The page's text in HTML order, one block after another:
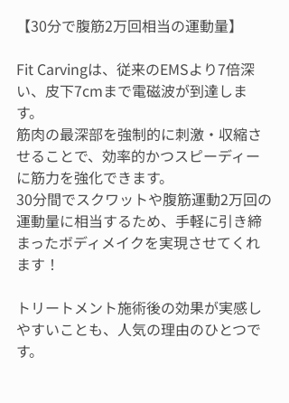
【30分で腹筋2万回相当の運動量】
Fit Carvingは、従来のEMSより7倍深
い、皮下7cmまで電磁波が到達しま
す。
筋肉の最深部を強制的に刺激・収縮さ
せることで、効率的かつスピーディー
に筋力を強化できます。
30分間でスクワットや腹筋運動2万回の
運動量に相当するため、手軽に引き締
まったボディメイクを実現させてくれ
ます！
トリートメント施術後の効果が実感し
やすいことも、人気の理由のひとつで
す。